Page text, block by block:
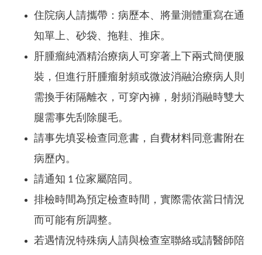
住院病人請攜帶：病歷本、將量測體重寫在通
知單上、砂袋、拖鞋、推床。
肝腫瘤純酒精治療病人可穿著上下兩式簡便服
裝，但進行肝腫瘤射頻或微波消融治療病人則
需換手術隔離衣，可穿內褲，射頻消融時雙大
腿需事先刮除腿毛。
請事先填妥檢查同意書，自費材料同意書附在
病歷內。
請通知 1 位家屬陪同。
排檢時間為預定檢查時間，實際需依當日情況
而可能有所調整。
若遇情況特殊病人請與檢查室聯絡或請醫師陪